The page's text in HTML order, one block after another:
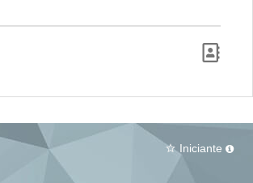
star_border Iniciante